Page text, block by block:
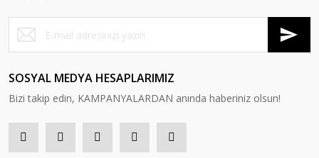
SOSYAL MEDYA HESAPLARIMIZ
Bizi takip edin, KAMPANYALARDAN anında haberiniz olsun!